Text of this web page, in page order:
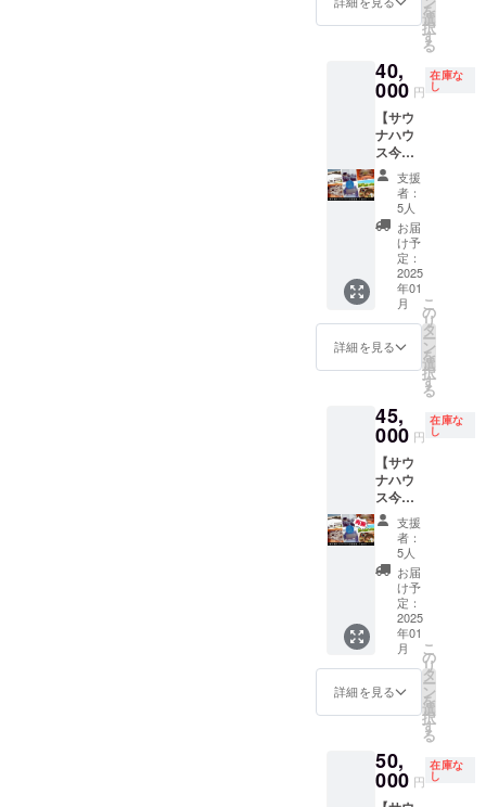
※日
時:2025
日(日)
15:00〜
19:00 ※
会場:ト
ンボリ
シェル
ター 〒
542-
0073 大
阪市中
央区日
本橋1-
10-15地
すじホ
二刀流
武蔵特
付き ※
ドリン
ク飲み
放題 ※
持ち込
み自由
※途中出
入り自
由 ※中
学生以
下のお
子様は
ご招待
※ゴール
サポー
ター様
待！
限2025
年3月〜
2月末日
まで
をお召
し上が
りいた
だけま
す ※現
地まで
の旅費
交通費
はご自
身にて
ご負担
くださ
いませ
※日程は
要相談
にて決
めさせ
限2025
年3月〜
6月末日
まで ※
同じリ
ターン
追加す
る場
合、1回
目の時
より値
上げし
ないと
いけな
ルのた
め、金
てます
が、有
効期限
ミュー
ジシャ
ミヤマ
テツオ
が、あ
なたの
お悩み
相談、
壁打
ち、経
営コン
サル、
雑談、
弾き語
りライ
ブなど
など、
ズーム
にて60
て頂き
ます。
サイ
コー
(3150)
な時間
を楽し
みま
しょ
う！ ※
有効期
限2025
年1月〜
2026年
2月末 ※
日時は
ご相談
だきま
す
を
選
択
す
る
40,
000 円
在庫な
し
【サウ
ナハウ
ス今帰
仁2泊3
日宿泊
権＆今
帰仁そ
ば人数
分ご提
供】 今
帰仁そ
ばから
車で5分
の場所
に位置
する
ナハウ
ス今帰
仁』に
宿泊で
きる権
利で
す。 特
典）宿
泊者全
員に、
今帰仁
そばの
お好き
なメ
ニュー
を１品
ご自由
だけま
す。
［例え
支援
者：
5人
お届
け予
定：
2025
年01
月
詳細を見る
こ
の
リ
タ
ー
ン
を
選
択
す
る
45,
000 円
在庫な
し
【サウ
ナハウ
ス今帰
仁2泊3
日宿泊
権＆今
帰仁そ
ば人数
分ご提
供②】
今帰仁
そばか
ら車で5
分の場
所に位
置する
ナハウ
ス今帰
仁』に
支援
者：
5人
お届
け予
定：
2025
年01
月
詳細を見る
こ
の
リ
タ
ー
ン
を
選
択
す
る
50,
000 円
在庫な
し